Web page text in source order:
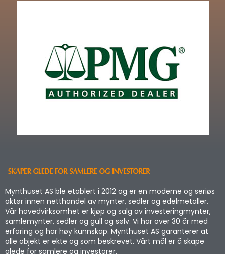
Mynthuset AS ble etablert i 2012 og er en moderne og seriøs
aktør innen netthandel av mynter, sedler og edelmetaller.
Vår hovedvirksomhet er kjøp og salg av investeringmynter,
samlemynter, sedler og gull og sølv. Vi har over 30 år med
erfaring og har høy kunnskap. Mynthuset AS garanterer at
alle objekt er ekte og som beskrevet. Vårt mål er å skape
glede for samlere og investorer.